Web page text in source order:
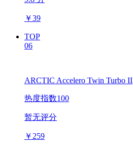
￥39
TOP
06
ARCTIC Accelero Twin Turbo II
热度指数100
暂无评分
￥ 259